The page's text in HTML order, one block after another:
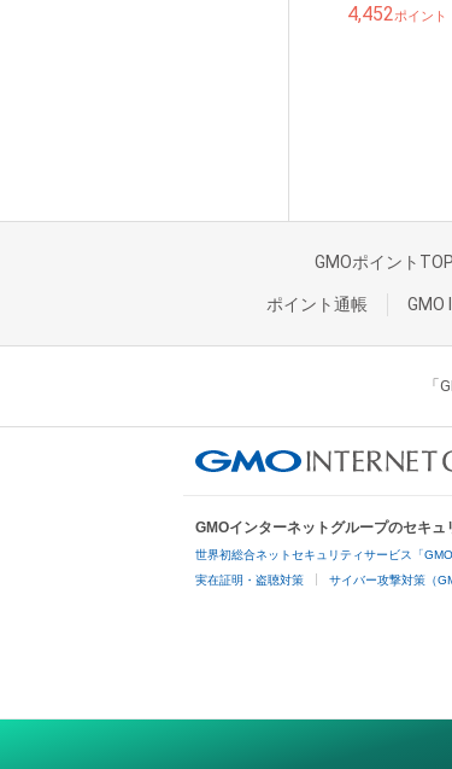
4,452ポイント
GMOポイントTOP
ポイント通帳 GMO
「
GMOインターネットグループのセキュ
世界初総合ネットセキュリティサービス「
実在証明・盗聴対策 サイバー攻撃対策（